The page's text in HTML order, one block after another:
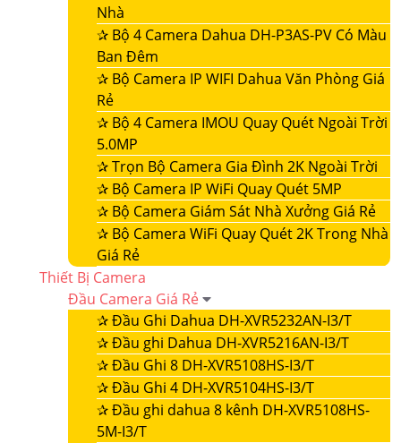
Nhà
✰ Bộ 4 Camera Dahua DH-P3AS-PV Có Màu
Ban Đêm
✰ Bộ Camera IP WIFI Dahua Văn Phòng Giá
Rẻ
✰ Bộ 4 Camera IMOU Quay Quét Ngoài Trời
5.0MP
✰Trọn Bộ Camera Gia Đình 2K Ngoài Trời
✰ Bộ Camera IP WiFi Quay Quét 5MP
✰ Bộ Camera Giám Sát Nhà Xưởng Giá Rẻ
✰ Bộ Camera WiFi Quay Quét 2K Trong Nhà
Giá Rẻ
Thiết Bị Camera
Đầu Camera Giá Rẻ
✰Đầu Ghi Dahua DH-XVR5232AN-I3/T
✰Đầu ghi Dahua DH-XVR5216AN-I3/T
✰Đầu Ghi 8 DH-XVR5108HS-I3/T
✰Đầu Ghi 4 DH-XVR5104HS-I3/T
✰Đầu ghi dahua 8 kênh DH-XVR5108HS-
5M-I3/T